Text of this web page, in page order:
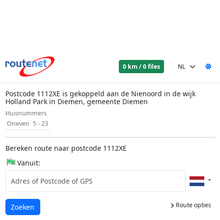
0 km / 0 files
Postcode 1112XE is gekoppeld aan de Nienoord in de wijk
Holland Park in Diemen, gemeente Diemen
Huisnummers
Oneven 5 - 23
Bereken route naar postcode 1112XE
Vanuit:
Route opties
Laden...
Zoeken